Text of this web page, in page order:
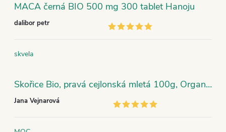
MACA černá BIO 500 mg 300 tablet Hanoju
dalibor petr
skvela
Skořice Bio, pravá cejlonská mletá 100g, Organic India
Jana Vejnarová